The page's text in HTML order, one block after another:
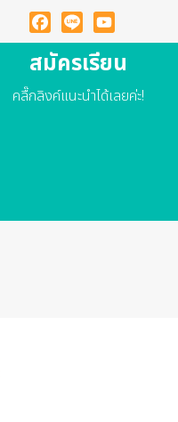
Facebook
Line YouTube
สมัครเรียน
คลื๊กลิงค์แนะนำได้เลยค่ะ!